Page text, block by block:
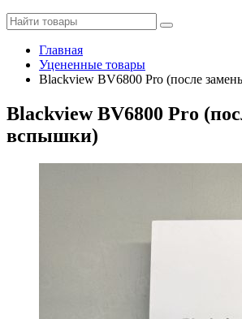
Главная
Уцененные товары
Blackview BV6800 Pro (после
Blackview BV6800 Pro
вспышки)